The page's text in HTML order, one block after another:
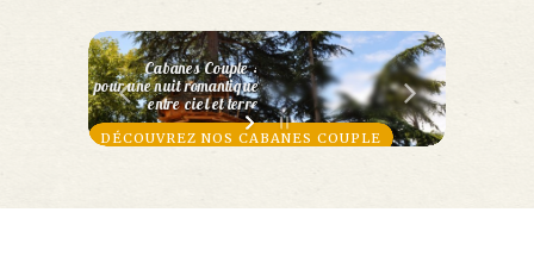
Cabanes Famille :
une expérience magique
à partager avec vos enfants
DÉCOUVREZ NOS CABANES FAMILLE